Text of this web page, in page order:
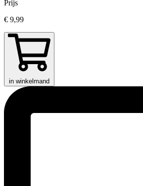
Prijs
€ 9,99
in winkelmand